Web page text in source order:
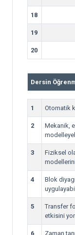
18
19
20
Dersin
1 Otomatik
2
Mekanik,
3
Fiziksel
4
Blok
5
Transfer
etkisini
6
Zaman